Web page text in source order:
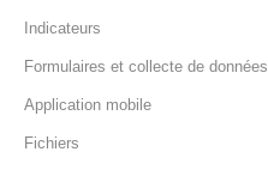
Indicateurs
Formulaires et collecte de données
Application mobile
Fichiers